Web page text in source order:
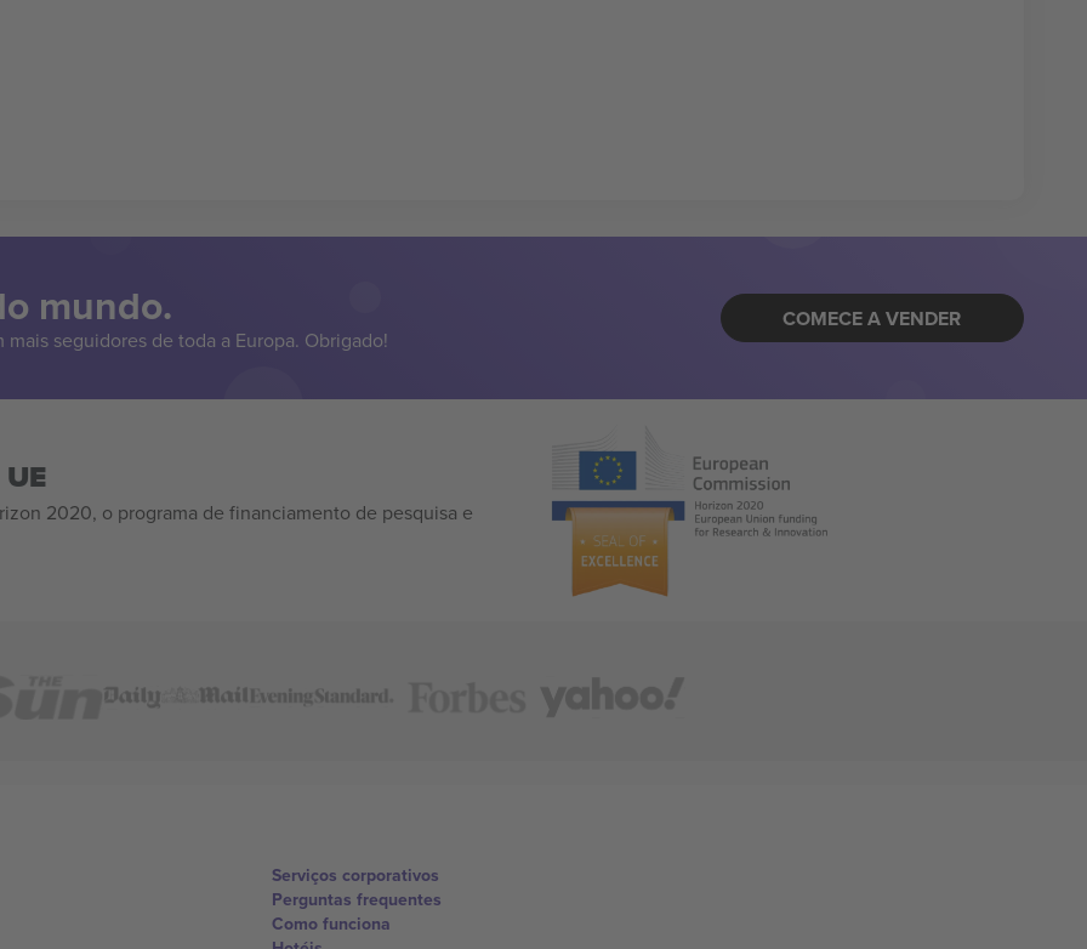
mundo.
seguidores de toda a Europa. Obrigado!
COMECE A VENDER
2020, o programa de financiamento de pesquisa e
Serviços corporativos
Perguntas frequentes
Como funciona